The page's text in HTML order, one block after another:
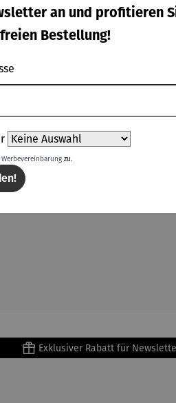
aus 24 Karat
Exklusiver Rabatt für
an und profitieren
Bestellung!
Werbevereinbarungzu.